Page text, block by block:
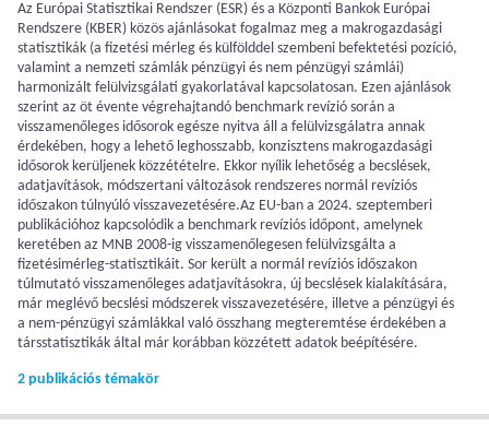
Az Európai Statisztikai Rendszer (ESR) és a Központi Bankok Európai
Rendszere (KBER) közös ajánlásokat fogalmaz meg a makrogazdasági
statisztikák (a fizetési mérleg és külfölddel szembeni befektetési pozíció,
valamint a nemzeti számlák pénzügyi és nem pénzügyi számlái)
harmonizált felülvizsgálati gyakorlatával kapcsolatosan. Ezen ajánlások
szerint az öt évente végrehajtandó benchmark revízió során a
visszamenőleges idősorok egésze nyitva áll a felülvizsgálatra annak
érdekében, hogy a lehető leghosszabb, konzisztens makrogazdasági
idősorok kerüljenek közzétételre. Ekkor nyílik lehetőség a becslések,
adatjavítások, módszertani változások rendszeres normál revíziós
időszakon túlnyúló visszavezetésére.Az EU-ban a 2024. szeptemberi
publikációhoz kapcsolódik a benchmark revíziós időpont, amelynek
keretében az MNB 2008-ig visszamenőlegesen felülvizsgálta a
fizetésimérleg-statisztikáit. Sor került a normál revíziós időszakon
túlmutató visszamenőleges adatjavításokra, új becslések kialakítására,
már meglévő becslési módszerek visszavezetésére, illetve a pénzügyi és
a nem-pénzügyi számlákkal való összhang megteremtése érdekében a
társstatisztikák által már korábban közzétett adatok beépítésére.
2 publikációs témakör